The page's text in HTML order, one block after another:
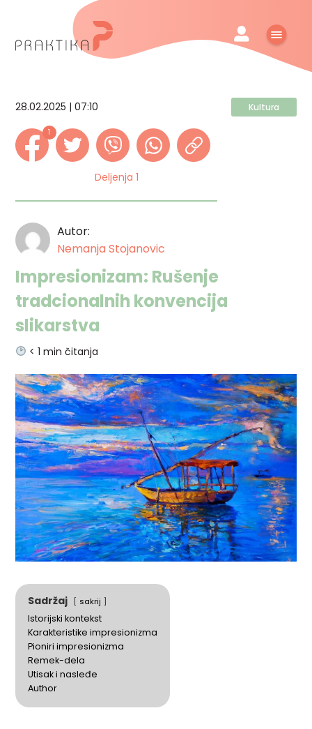
28.02.2025 | 07:10 Kultura
1
Deljenja 1
Autor:
Nemanja Stojanovic
Impresionizam: Rušenje
tradcionalnih konvencija
slikarstva
< 1 min čitanja
Sadržaj sakrij
Istorijski kontekst
Karakteristike impresionizma
Pioniri impresionizma
Remek-dela
Utisak i nasleđe
Author